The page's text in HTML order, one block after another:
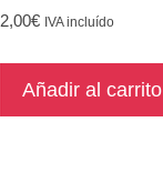
2,00€ IVA incluído
Añadir al carrito